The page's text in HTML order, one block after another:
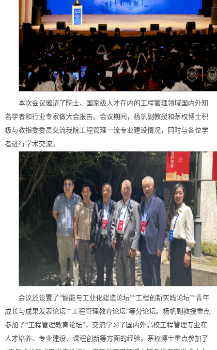
本次会议邀请了院士、国家级人才在内的工程管理领域国内外知
名学者和行业专家做大会报告。会议期间，杨帆副教授和茅权博士积
极与教指委委员交流我院工程管理一流专业建设情况，同时与各位学
者进行学术交流。
会议还设置了“智能与工业化建造论坛”“工程创新实践论坛”“青年
成长与成果发表论坛”“工程管理教育论坛”等分论坛。杨帆副教授重点
参加了“工程管理教育论坛”，交流学习了国内外高校工程管理专业在
人才培养、专业建设、课程创新等方面的经验。茅权博士重点参加了